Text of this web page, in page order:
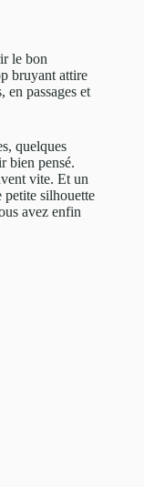
le bon
bruyant attire
en passages et
quelques
bien pensé.
vite. Et un
petite silhouette
avez enfin